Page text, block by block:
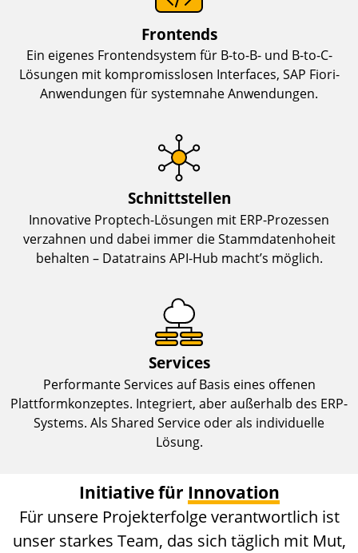
Frontends
Ein eigenes Frontendsystem für B-to-B- und B-to-C-
Lösungen mit kompromisslosen Interfaces, SAP Fiori-
Anwendungen für systemnahe Anwendungen.
Schnittstellen
Innovative Proptech-Lösungen mit ERP-Prozessen
verzahnen und dabei immer die Stammdatenhoheit
behalten – Datatrains API-Hub macht’s möglich.
Services
Performante Services auf Basis eines offenen
Plattformkonzeptes. Integriert, aber außerhalb des ERP-
Systems. Als Shared Service oder als individuelle
Lösung.
Initiative für Innovation
Für unsere Projekterfolge verantwortlich ist
unser starkes Team, das sich täglich mit Mut,